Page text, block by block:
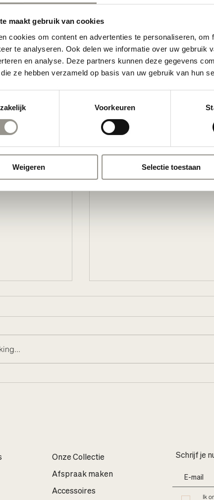
maakt gebruik van cookies
cookies om content en advertenties te personaliseren,
te analyseren. Ook delen we informatie over uw gebruik
en analyse. Deze partners kunnen deze gegevens
ze hebben verzameld op basis van uw gebruik van hun
Voorkeuren
Weigeren Selectie toestaan
van 3 tot 31 januari & niet cumuleerbaar met
🎁
Onze Collectie
Afspraak maken
Accessoires
Schrijf je
Ik